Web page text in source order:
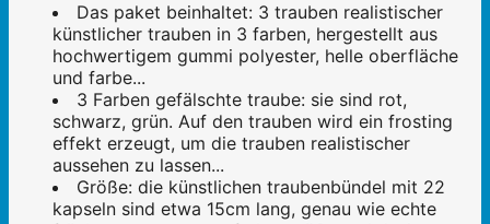
Das paket beinhaltet: 3 trauben realistischer
künstlicher trauben in 3 farben, hergestellt aus
hochwertigem gummi polyester, helle oberfläche
und farbe...
3 Farben gefälschte traube: sie sind rot,
schwarz, grün. Auf den trauben wird ein frosting
effekt erzeugt, um die trauben realistischer
aussehen zu lassen...
Größe: die künstlichen traubenbündel mit 22
kapseln sind etwa 15cm lang, genau wie echte